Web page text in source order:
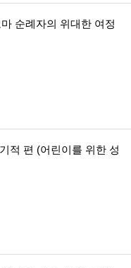
순례자의 위대한 여정
적 편 (어린이를 위한 성